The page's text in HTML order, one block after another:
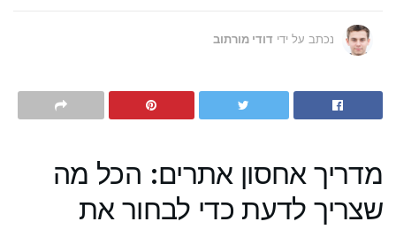
נכתב על ידי דודי מורתוב
מדריך אחסון אתרים: הכל מה
שצריך לדעת כדי לבחור את